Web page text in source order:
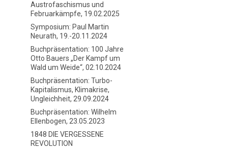
Austrofaschismus und
Februarkämpfe, 19.02.2025
Symposium: Paul Martin
Neurath, 19.-20.11.2024
Buchpräsentation: 100 Jahre
Otto Bauers „Der Kampf um
Wald um Weide“, 02.10.2024
Buchpräsentation: Turbo-
Kapitalismus, Klimakrise,
Ungleichheit, 29.09.2024
Buchpräsentation: Wilhelm
Ellenbogen, 23.05.2023
1848 DIE VERGESSENE
REVOLUTION